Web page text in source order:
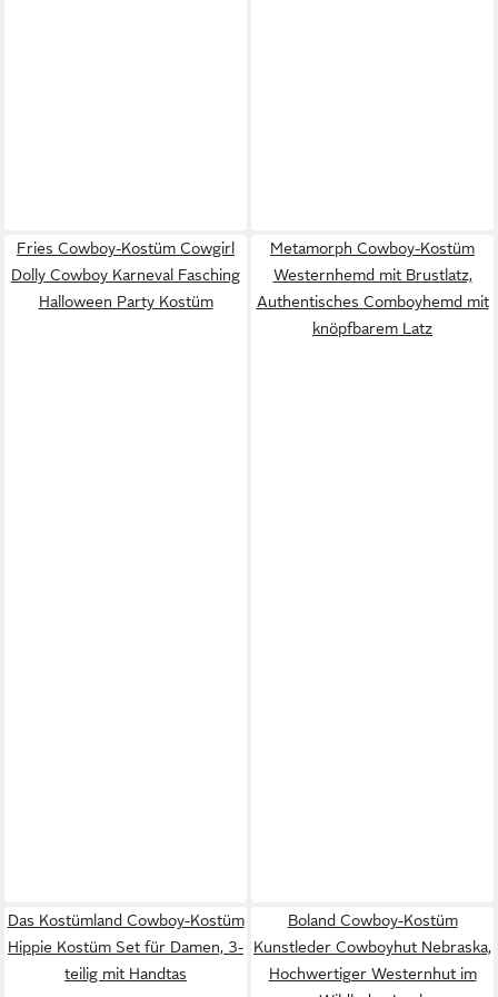
Fries Cowboy-Kostüm Cowgirl
Dolly Cowboy Karneval Fasching
Halloween Party Kostüm
Metamorph Cowboy-Kostüm
Westernhemd mit Brustlatz,
Authentisches Comboyhemd mit
knöpfbarem Latz
Das Kostümland Cowboy-Kostüm
Hippie Kostüm Set für Damen, 3-
teilig mit Handtas
Boland Cowboy-Kostüm
Kunstleder Cowboyhut Nebraska,
Hochwertiger Westernhut im